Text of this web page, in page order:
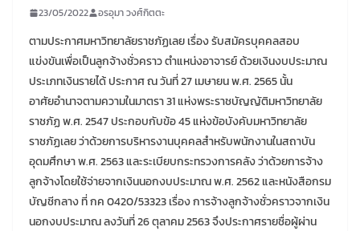
23/05/2022 อรอุมา วงศ์กิตตะ
ตามประกาศมหาวิทยาลัยราชภัฏเลย เรื่อง รับสมัครบุคคลสอบ
แข่งขันเพื่อเป็นลูกจ้างชั่วคราว ตำแหน่งอาจารย์ ด้วยเงินงบประมาณ
ประเภทเงินรายได้ ประกาศ ณ วันที่ 27 เมษายน พ.ศ. 2565 นั้น
อาศัยอำนาจตามความในมาตรา 31 แห่งพระราชบัญญัติมหาวิทยาลัย
ราชภัฏ พ.ศ. 2547 ประกอบกับข้อ 45 แห่งข้อบังคับมหาวิทยาลัย
ราชภัฏเลย ว่าด้วยการบริหารงานบุคคลสำหรับพนักงานในสถาบัน
อุดมศึกษา พ.ศ. 2563 และระเบียบกระทรวงการคลัง ว่าด้วยการจ้าง
ลูกจ้างโดยใช้จ่ายจากเงินนอกงบประมาณ พ.ศ. 2562 และหนังสือกรม
บัญชีกลาง ที่ กค 0420/53323 เรื่อง การจ้างลูกจ้างชั่วคราวจากเงิน
นอกงบประมาณ ลงวันที่ 26 ตุลาคม 2563 จึงประกาศรายชื่อผู้ผ่าน